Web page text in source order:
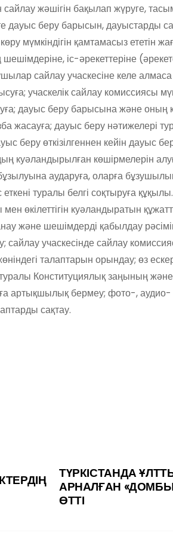
жәшігін бақылап жүруге,
дауыс беру барысын, дауыстарды
мүмкіндігін қамтамасыз ететін
іс-әрекеттеріне
сайлау учаскесіне келе
учаскелік сайлау комиссиясы
дауыс беру барысына және
дауыс беру нәтижелері
беру өткізілгеннен кейін дауыс
куәландырылған көшірмелерін
аударуға, оларға
еткені туралы белгі соқтыруға
өкілеттігін куәландыратын
және шешімдерді қабылдау
сайлау учаскесінде сайлау
талаптарын орындау; өз
Конституциялық заңының
артықшылық бермеу; фото-,
сақтау.
ТҮРКІСТАНДА
АРНАЛҒАН
ӨТТІ